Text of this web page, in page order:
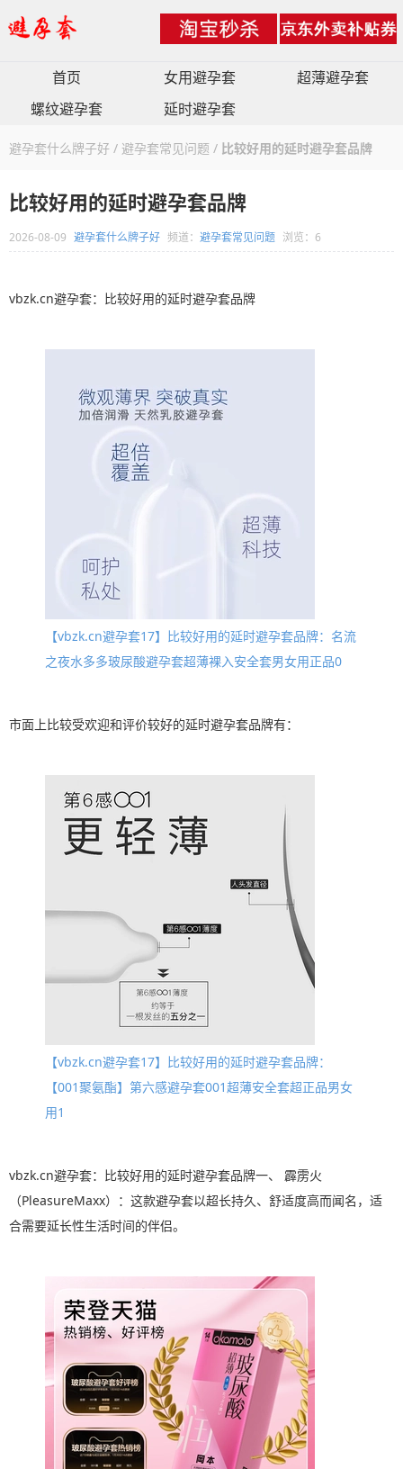
首页 女用避孕套
超薄避孕套
螺纹避孕套
延时避孕套
避孕套什么牌子好 / 避孕套常见问题 / 比较好用的延时避孕套品牌
比较好用的延时避孕套品牌
2026-08-09 避孕套什么牌子好 频道： 避孕套常见问题 浏览：6
vbzk.cn避孕套：比较好用的延时避孕套品牌
【vbzk.cn避孕套17】比较好用的延时避孕套品牌：名流
之夜水多多玻尿酸避孕套超薄裸入安全套男女用正品0
市面上比较受欢迎和评价较好的延时避孕套品牌有：
【vbzk.cn避孕套17】比较好用的延时避孕套品牌：
【001聚氨酯】第六感避孕套001超薄安全套超正品男女
用1
vbzk.cn避孕套：比较好用的延时避孕套品牌一、 霹雳火
（PleasureMaxx）：这款避孕套以超长持久、舒适度高而闻名，适
合需要延长性生活时间的伴侣。